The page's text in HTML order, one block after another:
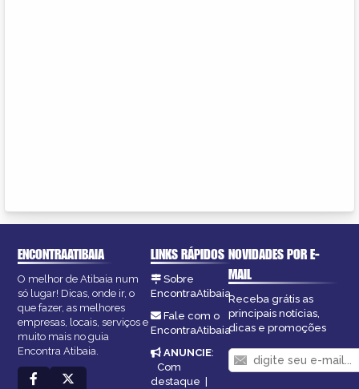
ENCONTRAATIBAIA
O melhor de Atibaia num
só lugar! Dicas, onde ir, o
que fazer, as melhores
empresas, locais, serviços e
muito mais no guia
Encontra Atibaia.
LINKS RÁPIDOS
Sobre
EncontraAtibaia
Fale com o
EncontraAtibaia
ANUNCIE:
Com
destaque
NOVIDADES POR E-
MAIL
Receba grátis as
principais notícias,
dicas e promoções